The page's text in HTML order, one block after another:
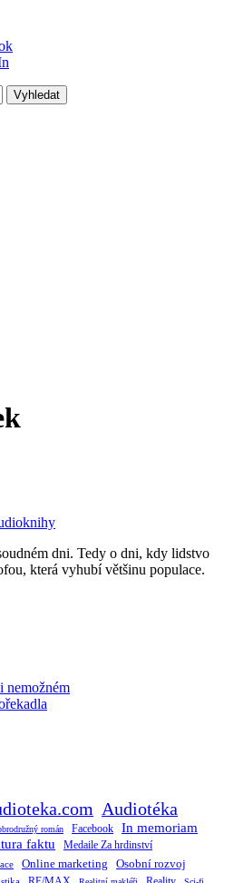
dni. Tedy o dni, kdy lidstvo
která vyhubí většinu populace.
nemožném
Audiotéka
román Facebook In memoriam
faktu Medaile Za hrdinství
Online marketing Osobní rozvoj